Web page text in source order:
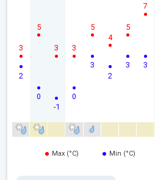
2
3
0
5
-1
3
0
3
3
5
2
4
3
5
3
7
Max (°C) Min (°C)